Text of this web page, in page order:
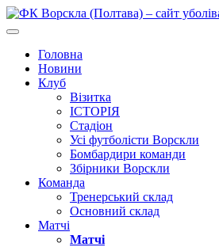
Головна
Новини
Клуб
Візитка
ІСТОРІЯ
Стадіон
Усі футболісти Ворскли
Бомбардири команди
Збірники Ворскли
Команда
Тренерський склад
Основний склад
Матчі
Матчі